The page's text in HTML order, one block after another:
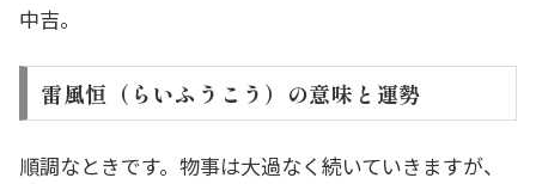
中吉。
雷風恒（らいふうこう）の意味と運勢
順調なときです。物事は大過なく続いていきますが、